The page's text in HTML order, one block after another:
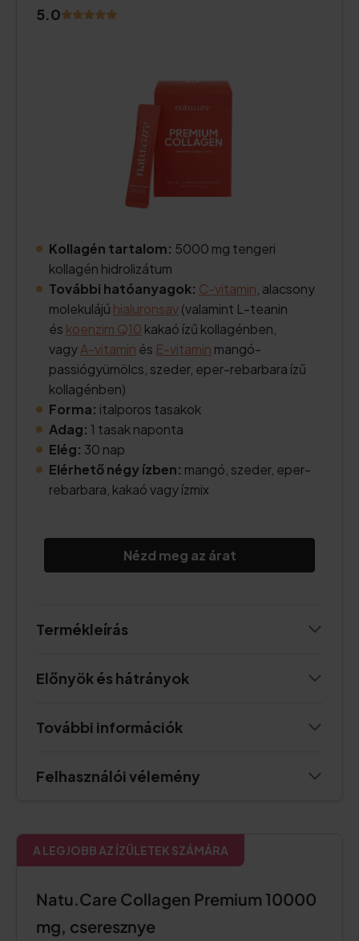
5.0
Kollagén tartalom: 5000 mg tengeri
kollagén hidrolizátum
További hatóanyagok: C-vitamin , alacsony
molekulájú hialuronsav(valamint L-teanin
és koenzim Q10 kakaó ízű kollagénben,
vagyA-vitamin és E-vitamin mangó-
passiógyümölcs, szeder, eper-rebarbara ízű
kollagénben)
Forma: italporos tasakok
Adag: 1 tasak naponta
Elég: 30 nap
Elérhető négy ízben: mangó, szeder, eper-
rebarbara, kakaó vagy ízmix
Nézd meg az árat
Termékleírás
Előnyök és hátrányok
További információk
Felhasználói vélemény
A LEGJOBB AZ ÍZÜLETEK SZÁMÁRA
Natu.Care Collagen Premium 10000
mg, cseresznye